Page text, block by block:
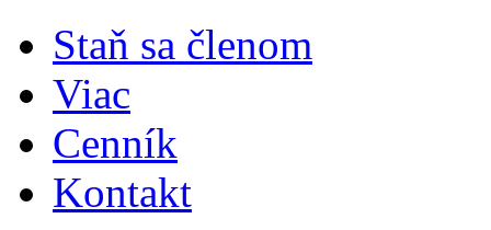
Staň sa členom
Viac
Cenník
Kontakt